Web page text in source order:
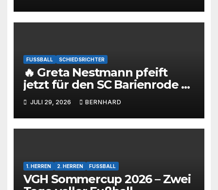
FUSSBALL SCHIEDSRICHTER
🔥 Greta Nestmann pfeift
jetzt für den SC Barienrode –
unsere jüngste
Schiedsrichterin hat die
Prüfung bestanden! 💙🤍⚽
JULI 29, 2026 BERNHARD
1. HERREN 2. HERREN FUSSBALL
VGH Sommercup 2026 – Zwei